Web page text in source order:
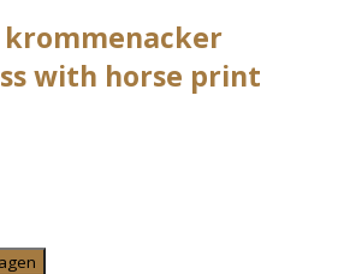
krommenacker
with horse print